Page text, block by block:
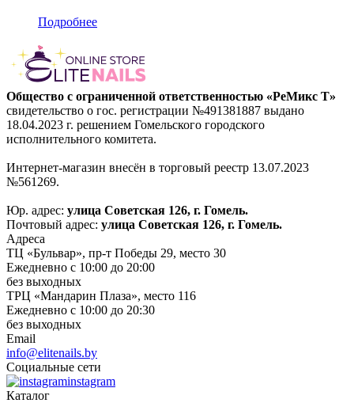
Подробнее
Общество с ограниченной ответственностью «РеМикс Т»
свидетельство о гос. регистрации №491381887 выдано
18.04.2023 г. решением Гомельского городского
исполнительного комитета.
Интернет-магазин внесён в торговый реестр 13.07.2023
№561269.
Юр. адрес: улица Советская 126, г. Гомель.
Почтовый адрес: улица Советская 126, г. Гомель.
Адреса
ТЦ «Бульвар», пр-т Победы 29, место 30
Ежедневно с 10:00 до 20:00
без выходных
ТРЦ «Мандарин Плаза», место 116
Ежедневно с 10:00 до 20:30
без выходных
Email
info@elitenails.by
Социальные сети
instagram
Каталог